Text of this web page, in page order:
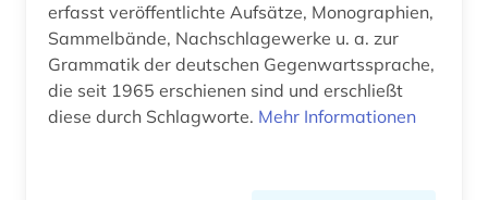
bauvorschriften (1)
bauwerke (1)
bauwesen (3)
erfasst veröffentlichte Aufsätze, Monographien,
Sammelbände, Nachschlagewerke u. a. zur
Grammatik der deutschen Gegenwartssprache,
die seit 1965 erschienen sind und erschließt
diese durch Schlagworte. Mehr Informationen